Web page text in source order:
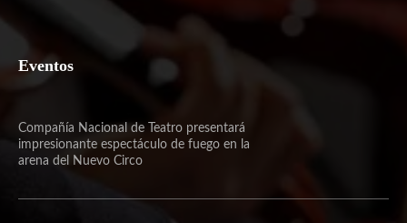
Eventos
Compañía Nacional de Teatro presentará
impresionante espectáculo de fuego en la
arena del Nuevo Circo